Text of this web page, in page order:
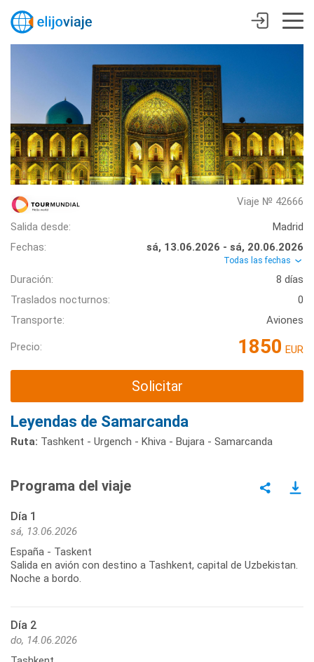
Viaje № 42666
Salida desde:
Madrid
Fechas:
sá, 13.06.2026 - sá, 20.06.2026
Todas las fechas
Duración:
8 días
Traslados nocturnos:
0
Transporte:
Aviones
Precio: 1850 EUR
Solicitar
Leyendas de Samarcanda
Ruta: Tashkent - Urgench - Khiva - Bujara - Samarcanda
Programa del viaje
Día 1
sá, 13.06.2026
España - Taskent
Salida en avión con destino a Tashkent, capital de Uzbekistan.
Noche a bordo.
Día 2
do, 14.06.2026